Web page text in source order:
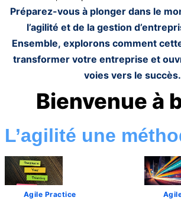
Préparez-vous à plonger dans le
l’agilité et de la gestion
Ensemble, explorons comment
transformer votre entreprise et
voies vers le succès.
Bienvenue à
L’agilité une
Agile Practice